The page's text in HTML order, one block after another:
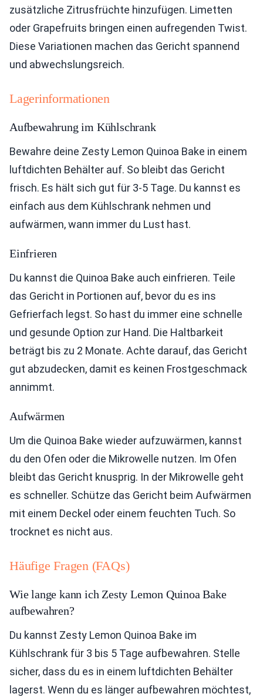
zusätzliche Zitrusfrüchte hinzufügen. Limetten
oder Grapefruits bringen einen aufregenden Twist.
Diese Variationen machen das Gericht spannend
und abwechslungsreich.
Lagerinformationen
Aufbewahrung im Kühlschrank
Bewahre deine Zesty Lemon Quinoa Bake in einem
luftdichten Behälter auf. So bleibt das Gericht
frisch. Es hält sich gut für 3-5 Tage. Du kannst es
einfach aus dem Kühlschrank nehmen und
aufwärmen, wann immer du Lust hast.
Einfrieren
Du kannst die Quinoa Bake auch einfrieren. Teile
das Gericht in Portionen auf, bevor du es ins
Gefrierfach legst. So hast du immer eine schnelle
und gesunde Option zur Hand. Die Haltbarkeit
beträgt bis zu 2 Monate. Achte darauf, das Gericht
gut abzudecken, damit es keinen Frostgeschmack
annimmt.
Aufwärmen
Um die Quinoa Bake wieder aufzuwärmen, kannst
du den Ofen oder die Mikrowelle nutzen. Im Ofen
bleibt das Gericht knusprig. In der Mikrowelle geht
es schneller. Schütze das Gericht beim Aufwärmen
mit einem Deckel oder einem feuchten Tuch. So
trocknet es nicht aus.
Häufige Fragen (FAQs)
Wie lange kann ich Zesty Lemon Quinoa Bake
aufbewahren?
Du kannst Zesty Lemon Quinoa Bake im
Kühlschrank für 3 bis 5 Tage aufbewahren. Stelle
sicher, dass du es in einem luftdichten Behälter
lagerst. Wenn du es länger aufbewahren möchtest,